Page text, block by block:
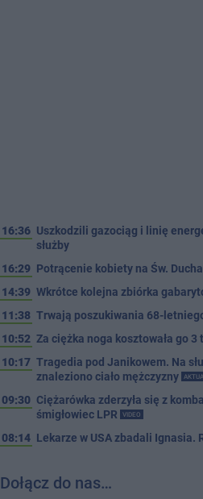
16:36 Uszkodzili gazociąg i linię
służby
16:29 Potrącenie kobiety na Św.
14:39 Wkrótce kolejna zbiórka
11:38 Trwają poszukiwania 68-
10:52 Za ciężka noga kosztowała go 3
10:17 Tragedia pod Janikowem. Na
znaleziono ciało mężczyzny
09:30 Ciężarówka zderzyła się z
śmigłowiec LPR
VIDEO
08:14 Lekarze w USA zbadali Ignasia.
Dołącz do nas…